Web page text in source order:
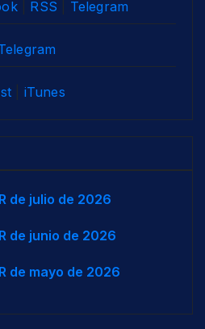
| RSS Telegram
iTunes
de julio de 2026
de junio de 2026
de mayo de 2026